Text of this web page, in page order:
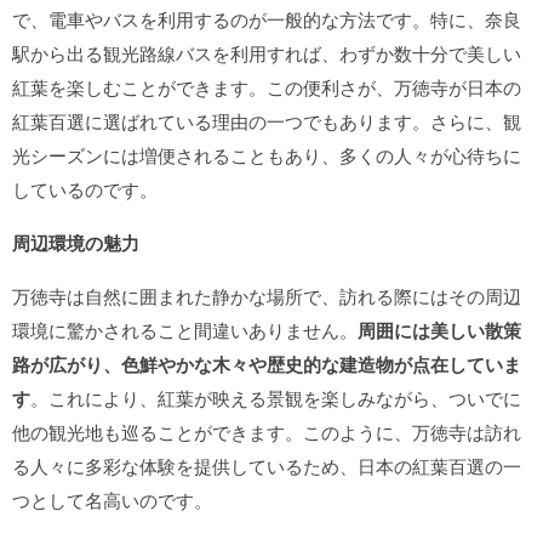
で、電車やバスを利用するのが一般的な方法です。特に、奈良
駅から出る観光路線バスを利用すれば、わずか数十分で美しい
紅葉を楽しむことができます。この便利さが、万徳寺が日本の
紅葉百選に選ばれている理由の一つでもあります。さらに、観
光シーズンには増便されることもあり、多くの人々が心待ちに
しているのです。
周辺環境の魅力
万徳寺は自然に囲まれた静かな場所で、訪れる際にはその周辺
環境に驚かされること間違いありません。 周囲には美しい散策
路が広がり、色鮮やかな木々や歴史的な建造物が点在していま
す。これにより、紅葉が映える景観を楽しみながら、ついでに
他の観光地も巡ることができます。このように、万徳寺は訪れ
る人々に多彩な体験を提供しているため、日本の紅葉百選の一
つとして名高いのです。